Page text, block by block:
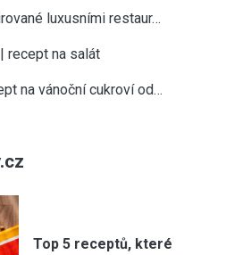
luxusními restaur…
recept na salát
na vánoční cukroví od…
Top 5 receptů, které